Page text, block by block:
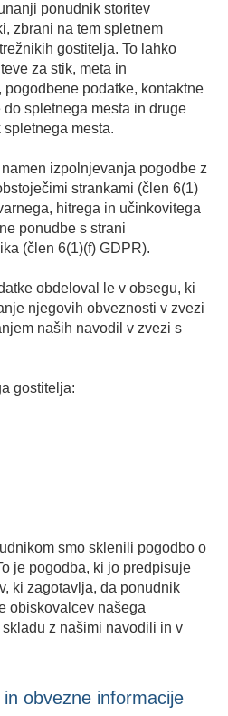
ponudnik storitev
zbrani na tem spletnem
gostitelja. To lahko
za stik, meta in
podatke, kontaktne
spletnega mesta in druge
mesta.
izpolnjevanja pogodbe z
strankami (člen 6(1)
hitrega in učinkovitega
ponudbe s strani
(člen 6(1)(f) GDPR).
obdeloval le v obsegu, ki
njegovih obveznosti v zvezi
naših navodil v zvezi s
gostitelja:
smo sklenili pogodbo o
je pogodba, ki jo predpisuje
ki zagotavlja, da ponudnik
obiskovalcev našega
z našimi navodili in v
obvezne informacije